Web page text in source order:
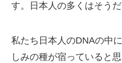
す。日本人の多くはそう
私たち日本人のDNAの中
しみの種が宿っていると思